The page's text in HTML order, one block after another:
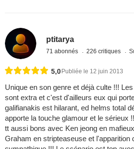
ptitarya
71 abonnés 226 critiques
5,0 Publiée le 12 juin 2013
Unique en son genre et déjà culte !!!
sont extra et c'est d'ailleurs eux qui
galifianakis est hilarant, ed helms total
apporte la touche glamour et le sérieux
tt aussi bons avec Ken jeong en
Graham en stripteaseuse et l'apparition